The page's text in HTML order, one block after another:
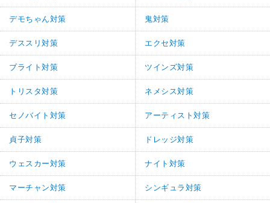
デモちゃん対策 鬼対策
デススリ対策 エクセ対策
ブライト対策 ツインズ対策
トリスタ対策 ネメシス対策
セノバイト対策 アーティスト対策
貞子対策 ドレッジ対策
ウェスカー対策 ナイト対策
マーチャン対策 シンギュラ対策